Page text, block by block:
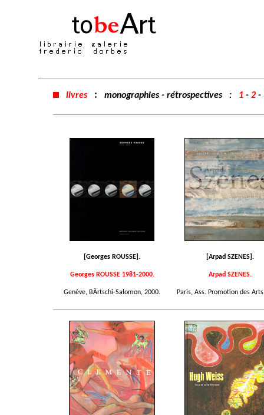
livres: monographies - rétrospectives : 1 - 2 -
[Georges ROUSSE].
Georges ROUSSE 1981-2000.
Genève, BÄrtschi-Salomon, 2000.
[Arpad SZENES].
Arpad SZENES.
Paris, Ass. Promotion des